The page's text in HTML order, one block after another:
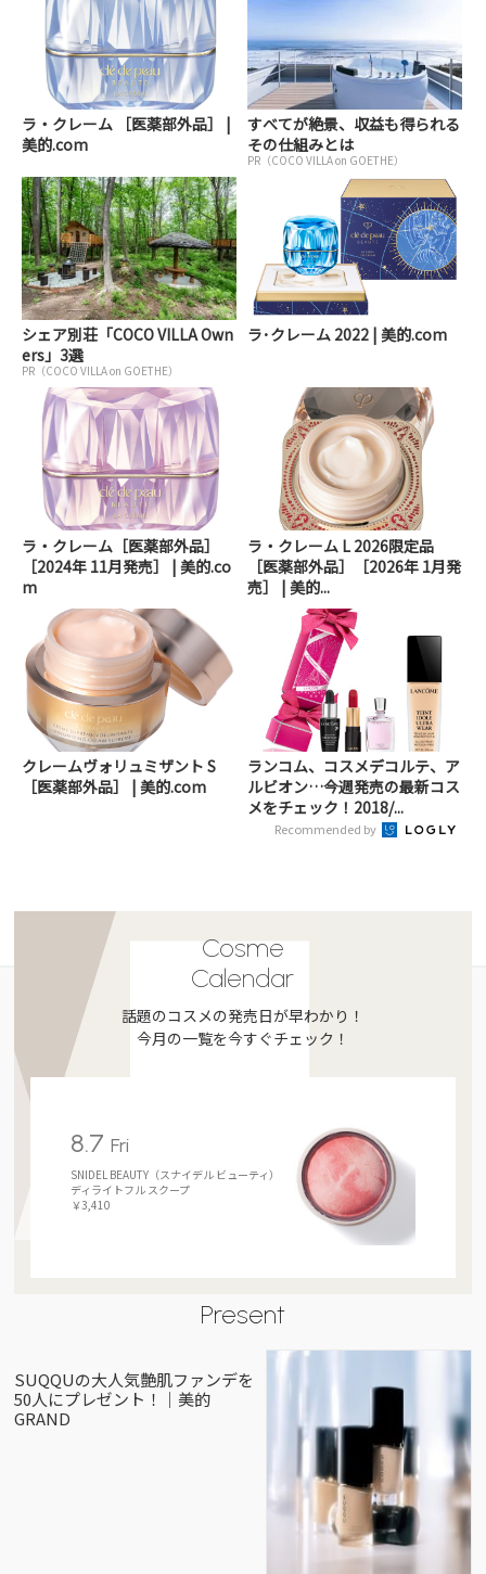
ラ・クレーム ［医薬部外品］ |
美的.com
すべてが絶景、収益も得られる
その仕組みとは
PR（COCO VILLA on GOETHE）
シェア別荘「COCO VILLA Own
ers」3選
PR（COCO VILLA on GOETHE）
ラ･クレーム 2022 | 美的.com
ラ・クレーム［医薬部外品］
［2024年 11月発売］ | 美的.co
m
ラ・クレーム L 2026限定品
［医薬部外品］［2026年 1月発
売］ | 美的...
クレームヴォリュミザント S
［医薬部外品］ | 美的.com
ランコム、コスメデコルテ、ア
ルビオン…今週発売の最新コス
メをチェック！2018/...
Recommended by
Cosme
Calendar
話題のコスメの発売日が早わかり！
今月の一覧を今すぐチェック！
8.7 Fri
SNIDEL BEAUTY（スナイデル ビューティ）
ディライトフル スクープ
￥3,410
Present
SUQQUの大人気艶肌ファンデを
50人にプレゼント！｜美的
GRAND